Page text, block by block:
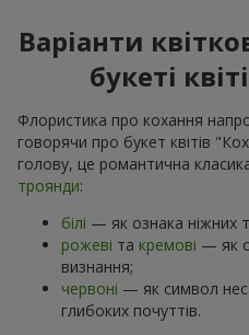
Варіанти
букеті
Флористика про кохання
говорячи про букет квітів
голову, це романтична
троянди:
білі — як ознака ніжних
рожеві та кремові — як
визнання;
червоні — як символ
глибоких почуттів.